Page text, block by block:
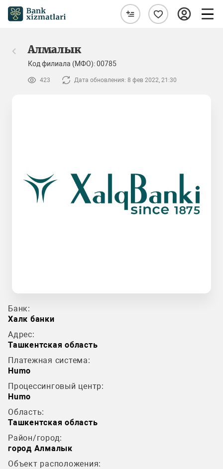
Алмалык
Код филиала (МФО): 00785
423 Дата обновления: 8 фев 2022, 21:30
Банк:
Халк банки
Адрес:
Ташкентская область
Платежная система:
Humo
Процессинговый центр:
Humo
Область:
Ташкентская область
Район/город:
город Алмалык
Объект расположения: